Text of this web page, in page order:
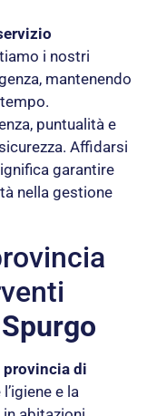
i nostri
mantenendo
puntualità e
Affidarsi
garantire
nella gestione
di
e la